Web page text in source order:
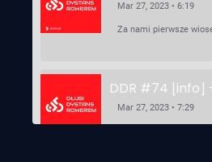
Mar 27, 2023 • 6:19
Mar 27, 2023 • 7:29